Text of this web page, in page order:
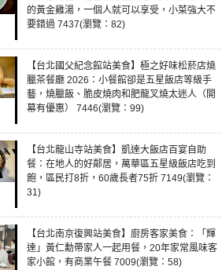
的黃金雞湯，一個人就可以享受，小菜強大不
要錯過 7437(瀏覽：82)
【台北國父紀念館站美食】極之好味松菸店燒
臘茶餐廳 2026：小餐館卻是五星飯店等級手
藝，燒臘飯、脆皮燒肉和肥龍叉燒太迷人（開
幕有優惠） 7446(瀏覽：99)
【台北龍山寺站美食】凱達大飯店百宴自助
餐：在地人的好鄰居，萬華區五星級飯店吃到
飽，區民打8折，60歲長者75折 7149(瀏覽：
31)
【台北南京復興站美食】廚房客家美食：「輝
達」黃仁勳帶家人一起用餐，20年家常風味客
家小館，有商業午餐 7009(瀏覽：58)